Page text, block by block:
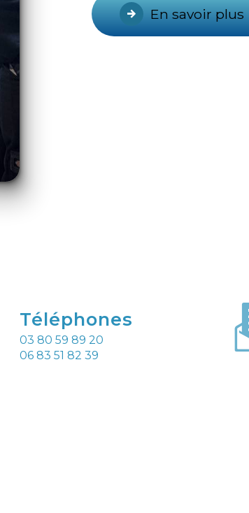
En savoir plus
Téléphones
03 80 59 89 20
06 83 51 82 39